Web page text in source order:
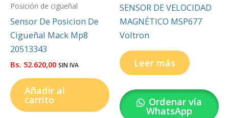
Posición de cigüeñal
Sensor De Posicion De
Cigueñal Mack Mp8
20513343
Bs. 52.620,00 SIN IVA
Añadir al
carrito
SENSOR DE VELOCIDAD
MAGNÉTICO MSP677
Voltron
Leer más
Ordenar vía
WhatsApp